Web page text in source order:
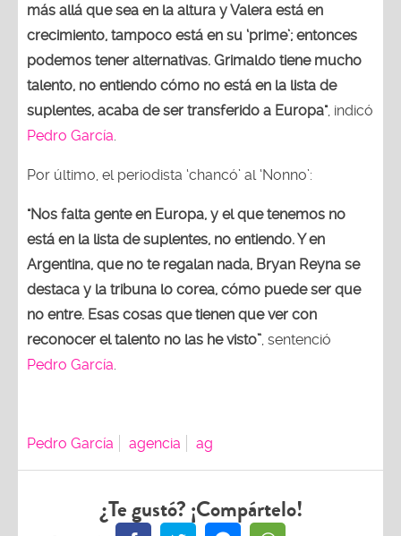
más allá que sea en la altura y Valera está en
crecimiento, tampoco está en su ‘prime’; entonces
podemos tener alternativas. Grimaldo tiene mucho
talento, no entiendo cómo no está en la lista de
suplentes, acaba de ser transferido a Europa", indicó
Pedro García
Por último, el periodista ‘chancó’ al ‘Nonno’:
"Nos falta gente en Europa, y el que tenemos no
está en la lista de suplentes, no entiendo. Y en
Argentina, que no te regalan nada, Bryan Reyna se
destaca y la tribuna lo corea, cómo puede ser que
no entre. Esas cosas que tienen que ver con
reconocer el talento no las he visto” , sentenció
Pedro García
Pedro García agencia ag
¿Te gustó? ¡Compártelo!